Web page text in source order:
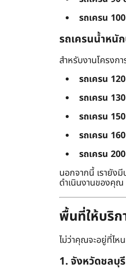
รถเครน
รถเครนน้ำหนั
สำหรับงานโครงก
รถเครน
รถเครน
รถเครน
รถเครน
รถเครน
นอกจากนี้ เรายังมี
ดำเนินงานของคุณ
พื้นที่ให้บริ
ไม่ว่าคุณจะอยู่ที่ไห
1. จังหวัดชลบุ